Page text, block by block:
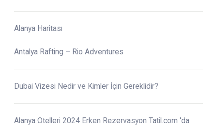
Alanya Haritası
Antalya Rafting – Rio Adventures
Dubai Vizesi Nedir ve Kimler İçin Gereklidir?
Alanya Otelleri 2024 Erken Rezervasyon Tatil.com ‘da